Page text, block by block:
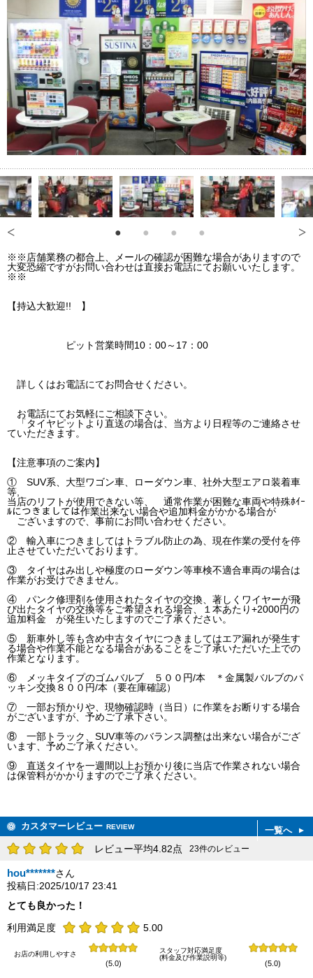
※※店舗業務の都合上、メールの確認が困難な場合がありますので
大変恐縮ですがお問い合わせは直接お電話にてお願いいたします。
※※
【持込大歓迎!! 】
ピット営業時間10：00～17：00
詳しくはお電話にてお問合せください。
お電話にてお気軽にご相談下さい。
「タイヤピットより直送の場合は、当方より日程等のご連絡させ
ていただきます。
【注意事項のご案内】
① SUV系、大型ワゴン車、ローダウン車、社外大型エアロ装着車
等,
当店のリフトが使用できない等、 通常作業が困難な車両や特殊ﾎｲｰ
ﾙにつきましては作業出来ない場合や追加料金がかかる場合が
ございますので、事前にお問い合わせください。
② 輸入車につきましてはトラブル防止の為、現在作業の受付を停
止させていただいております。
③ タイヤはみ出しや極度のローダウン等車検不適合車両の場合は
作業がお受けできません。
④ パンク修理剤を使用されたタイヤの交換、著しくワイヤーが飛
び出たタイヤの交換等をご希望される場合、１本あたり+2000円の
追加料金 が発生いたしますのでご了承ください。
⑤ 新車外し等も含め中古タイヤにつきましてはエア漏れが発生す
る場合や作業不能となる場合があることをご了承いただいた上での
作業となります。
⑥ メッキタイプのゴムバルブ ５００円/本 ＊金属製バルブのパ
ッキン交換８００円/本（要在庫確認）
⑦ 一部お預かりや、現物確認時（当日）に作業をお断りする場合
がございますが、予めご了承下さい。
⑧ 一部トラック、SUV車等のバランス調整は出来ない場合がござ
います、予めご了承ください。
⑨ 直送タイヤを一週間以上お預かり後に当店で作業されない場合
は保管料がかかりますのでご了承ください。
カスタマーレビュー REVIEW 一覧へ
レビュー平均4.82点 23件のレビュー
hou*******さん
投稿日:2025/10/17 23:41
とても良かった！
利用満足度
5.00
お店の利用しやすさ
(5.0)
スタッフ対応満足度
(料金及び作業説明等)
(5.0)